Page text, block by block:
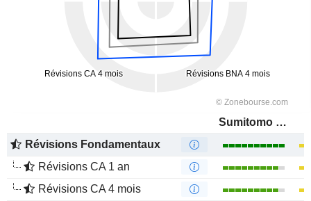
Sumitomo Electric Industries, Ltd.
Révisions Fondamentaux
Révisions CA 1 an
Révisions CA 4 mois